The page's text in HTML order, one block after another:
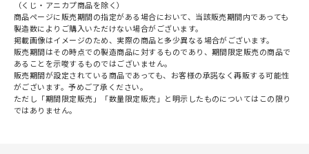
（くじ・アニカプ商品を除く）
商品ページに販売期間の指定がある場合において、当該販売期間内であっても
製造数によりご購入いただけない場合がございます。
掲載画像はイメージのため、実際の商品と多少異なる場合がございます。
販売期間はその時点での製造商品に対するものであり、期間限定販売の商品で
あることを示唆するものではございません。
販売期間が設定されている商品であっても、お客様の承諾なく再販する可能性
がございます。予めご了承ください。
ただし「期間限定販売」「数量限定販売」と明示したものについてはこの限り
ではありません。